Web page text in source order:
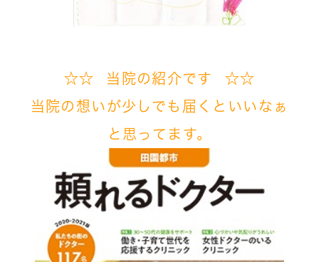
☆☆ 当院の紹介です ☆☆
当院の想いが少しでも届くといいなぁ
と 思ってます。